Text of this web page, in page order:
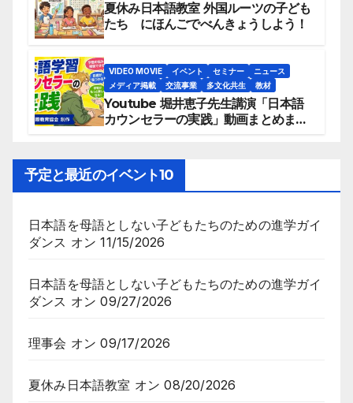
夏休み日本語教室 外国ルーツの子ども
たち にほんごでべんきょうしよう！
VIDEO MOVIE イベント セミナー
ニュース
メディア掲載
交流事業 多文化共生 教材
Youtube 堀井恵子先生講演「日本語
カウンセラーの実践」動画まとめまし
予定と最近のイベント10
日本語を母語としない子どもたちのための進学ガイ
ダンス オン 11/15/2026
日本語を母語としない子どもたちのための進学ガイ
ダンス オン 09/27/2026
理事会 オン 09/17/2026
夏休み日本語教室 オン 08/20/2026